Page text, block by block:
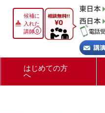
候補に
入れた
講師0
はじめての方
へ